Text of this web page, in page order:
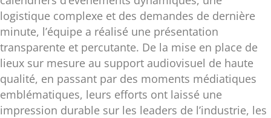
logistique complexe et des demandes de dernière
minute, l’équipe a réalisé une présentation
transparente et percutante. De la mise en place de
lieux sur mesure au support audiovisuel de haute
qualité, en passant par des moments médiatiques
emblématiques, leurs efforts ont laissé une
impression durable sur les leaders de l’industrie, les